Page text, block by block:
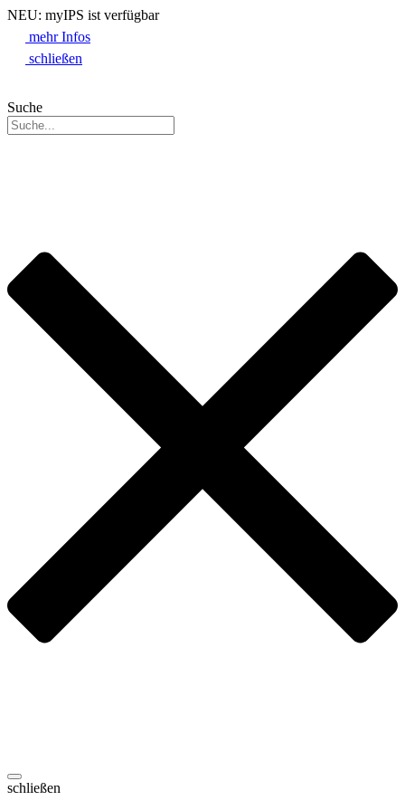
NEU: myIPS ist verfügbar
mehr Infos
schließen
Suche
schließen